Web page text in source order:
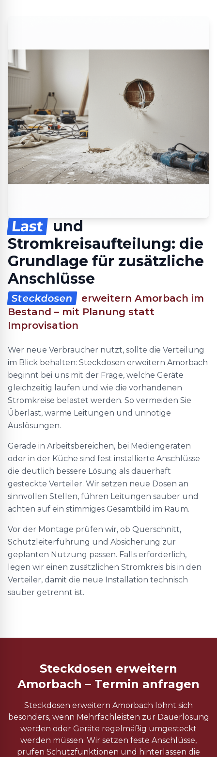
Last
und
Stromkreisaufteilung: die
Grundlage für zusätzliche
Anschlüsse
Steckdosen
erweitern Amorbach im
Bestand – mit Planung statt
Improvisation
Wer neue Verbraucher nutzt, sollte die Verteilung
im Blick behalten: Steckdosen erweitern Amorbach
beginnt bei uns mit der Frage, welche Geräte
gleichzeitig laufen und wie die vorhandenen
Stromkreise belastet werden. So vermeiden Sie
Überlast, warme Leitungen und unnötige
Auslösungen.
Gerade in Arbeitsbereichen, bei Mediengeräten
oder in der Küche sind fest installierte Anschlüsse
die deutlich bessere Lösung als dauerhaft
gesteckte Verteiler. Wir setzen neue Dosen an
sinnvollen Stellen, führen Leitungen sauber und
achten auf ein stimmiges Gesamtbild im Raum.
Vor der Montage prüfen wir, ob Querschnitt,
Schutzleiterführung und Absicherung zur
geplanten Nutzung passen. Falls erforderlich,
legen wir einen zusätzlichen Stromkreis bis in den
Verteiler, damit die neue Installation technisch
sauber getrennt ist.
Steckdosen erweitern
Amorbach – Termin anfragen
Steckdosen erweitern Amorbach lohnt sich
besonders, wenn Mehrfachleisten zur Dauerlösung
werden oder Geräte regelmäßig umgesteckt
werden müssen. Wir setzen feste Anschlüsse,
prüfen Schutzfunktionen und hinterlassen die